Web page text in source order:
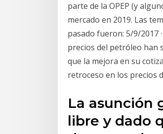
parte de la OPEP (y
mercado en 2019. Las
pasado fueron: 5/9/2017
precios del petróleo han
que la mejora en su
retroceso en los precios
La asunción
libre y dado